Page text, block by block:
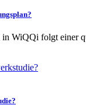
WiQQi folgt einer